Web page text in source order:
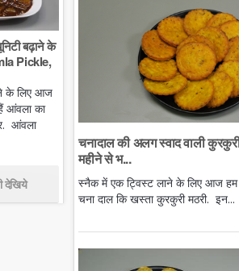
बढ़ाने के
Pickle,
के लिए आज
आंवला का
आंवला
देखिये
चनादाल की अलग स्वाद वाली
महीने से भ...
स्नैक में एक ट्विस्ट लाने के लिए आज हम
चना दाल कि खस्ता कुरकुरी मठरी. इन...